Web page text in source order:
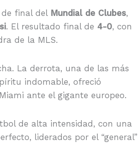
final del Mundial de Clubes,
. El resultado final de 4-0, con
de la MLS.
La derrota, una de las más
indomable, ofreció
ante el gigante europeo.
de alta intensidad, con una
liderados por el “general”